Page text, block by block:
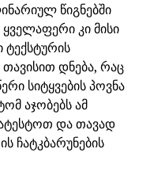
წიგნებში
კი მისი
ტექსტურის
დნება, რაც
სიტყვების პოვნა
აჯობებს ამ
და თავად
ჩატკბარუნების